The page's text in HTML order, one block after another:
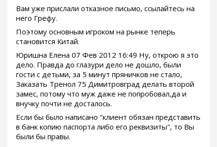
Вам уже прислали отказное письмо, ссылайтесь на
него Грефу.
Поэтому основным игроком на рынке теперь
становится Китай.
Юришна Елена 07 Фев 2012 16:49 Ну, открою я это
дело. Правда до глазури дело не дошло, были
гости с детьми, за 5 минут пряничков не стало,
Заказать Тренол 75 Димитровград делать второй
замес, потому что муж даже не попробовал,да и
внучку почти не досталось.
Если бы было написано "клиент обязан представить
в банк копию паспорта либо его реквизиты", то Вы
были бы правы.